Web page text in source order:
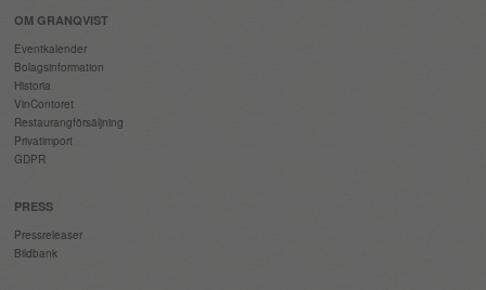
OM GRANQVIST
Eventkalender
Bolagsinformation
Historia
VinContoret
Restaurangförsäljning
Privatimport
GDPR
PRESS
Pressreleaser
Bildbank